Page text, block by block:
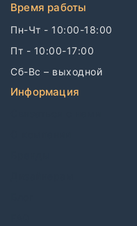
Время работы
Пн-Чт - 10:00-18:00
Пт - 10:00-17:00
Сб-Вс – выходной
Информация